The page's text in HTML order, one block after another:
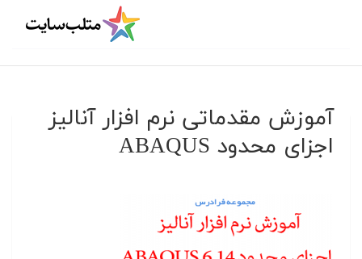
آموزش مقدماتی نرم افزار آنالیز
اجزای محدود ABAQUS